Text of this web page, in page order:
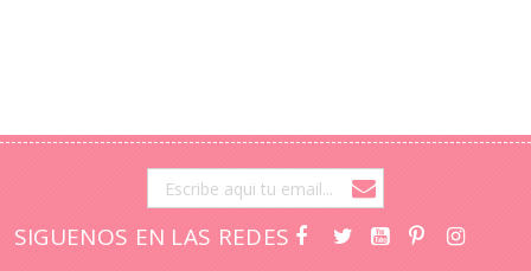
SIGUENOS EN LAS REDES